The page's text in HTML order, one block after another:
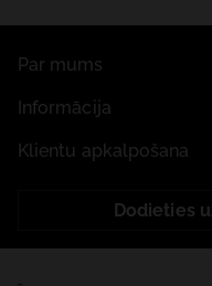
Par mums
Informācija
Klientu apkalpošana
Dodieties